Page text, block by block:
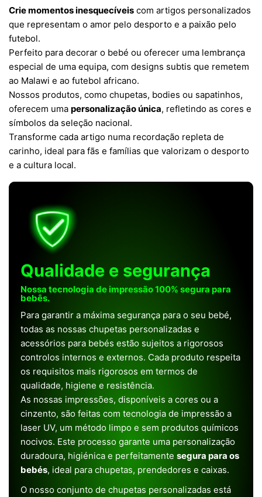
Crie momentos inesquecíveis com artigos personalizados
que representam o amor pelo desporto e a paixão pelo
futebol.
Perfeito para decorar o bebé ou oferecer uma lembrança
especial de uma equipa, com designs subtis que remetem
ao Malawi e ao futebol africano.
Nossos produtos, como chupetas, bodies ou sapatinhos,
oferecem uma personalização única, refletindo as cores e
símbolos da seleção nacional.
Transforme cada artigo numa recordação repleta de
carinho, ideal para fãs e famílias que valorizam o desporto
e a cultura local.
Qualidade e segurança
Nossa tecnologia de impressão 100% segura para
bebês.
Para garantir a máxima segurança para o seu bebé,
todas as nossas chupetas personalizadas e
acessórios para bebés estão sujeitos a rigorosos
controlos internos e externos. Cada produto respeita
os requisitos mais rigorosos em termos de
qualidade, higiene e resistência.
As nossas impressões, disponíveis a cores ou a
cinzento, são feitas com tecnologia de impressão a
laser UV, um método limpo e sem produtos químicos
nocivos. Este processo garante uma personalização
duradoura, higiénica e perfeitamente segura para os
bebés, ideal para chupetas, prendedores e caixas.
O nosso conjunto de chupetas personalizadas está